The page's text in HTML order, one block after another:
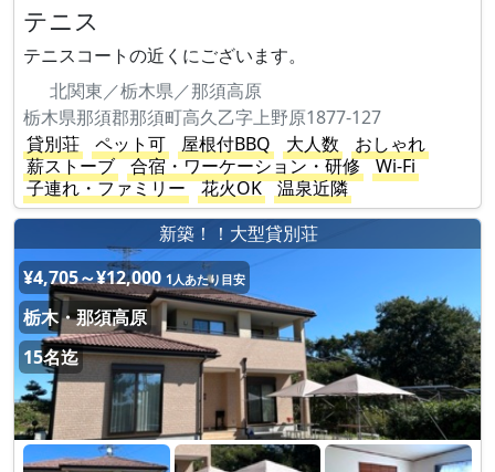
テニス
テニスコートの近くにございます。
北関東／栃木県／那須高原
栃木県那須郡那須町高久乙字上野原1877-127
貸別荘
ペット可 屋根付BBQ 大人数
おしゃれ
薪ストーブ
合宿・ワーケーション・研修
Wi-Fi
子連れ・ファミリー
花火OK
温泉近隣
新築！！大型貸別荘
¥4,705～¥12,000 1人あたり目安
栃木・那須高原
15名迄